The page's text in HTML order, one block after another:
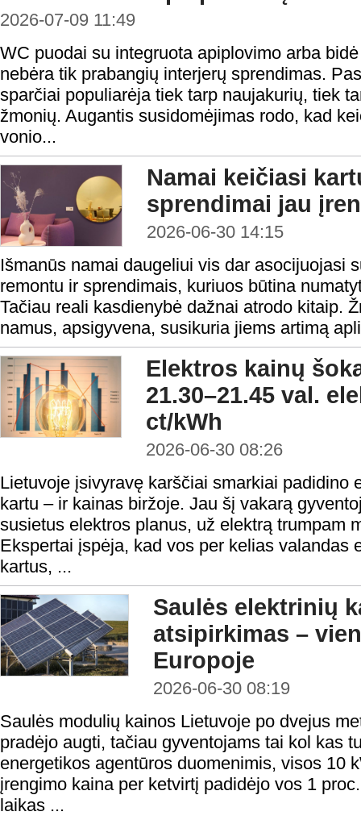
2026-07-09 11:49
WC puodai su integruota apiplovimo arba
nebėra tik prabangių interjerų sprendimas.
sparčiai populiarėja tiek tarp naujakurių, tiek
žmonių. Augantis susidomėjimas rodo, kad
vonio...
Namai keičiasi
sprendimai jau
2026-06-30 14:15
Išmanūs namai daugeliui vis dar asocijuojasi
remontu ir sprendimais, kuriuos būtina
Tačiau reali kasdienybė dažnai atrodo kitaip.
namus, apsigyvena, susikuria jiems artimą
Elektros kainų
21.30–21.45 val.
ct/kWh
2026-06-30 08:26
Lietuvoje įsivyravę karščiai smarkiai padidino
kartu – ir kainas biržoje. Jau šį vakarą
susietus elektros planus, už elektrą trumpam
Ekspertai įspėja, kad vos per kelias valandas
kartus, ...
Saulės elektrinių
atsipirkimas –
Europoje
2026-06-30 08:19
Saulės modulių kainos Lietuvoje po dvejus
pradėjo augti, tačiau gyventojams tai kol kas
energetikos agentūros duomenimis, visos 10
įrengimo kaina per ketvirtį padidėjo vos 1
laikas ...